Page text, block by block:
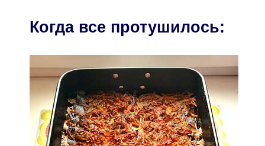
Когда все протушилось: